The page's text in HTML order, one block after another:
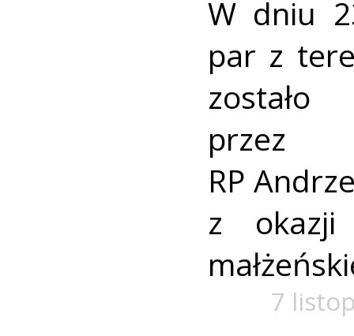
W dniu
par z
przez
RP
z okazji
7